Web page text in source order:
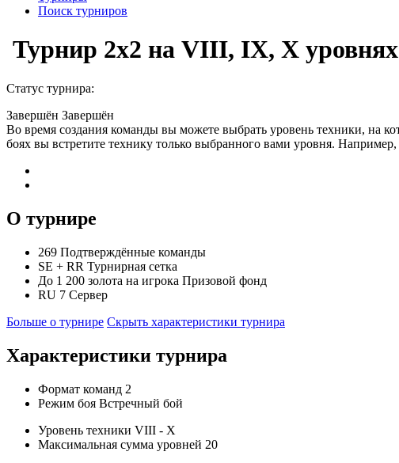
Поиск турниров
Турнир 2x2 на VIII, IX, X
Статус турнира:
Завершён Завершён
Во время создания команды вы можете выбрать уровень техники, на
боях вы встретите технику только выбранного вами уровня.
О турнире
269 Подтверждённые команды
SE + RR Турнирная сетка
До 1 200 золота на игрока Призовой фонд
RU 7 Сервер
Больше о турнире Скрыть характеристики турнира
Характеристики турнира
Формат команд 2
Режим боя Встречный бой
Уровень техники VIII - X
Максимальная сумма уровней 20